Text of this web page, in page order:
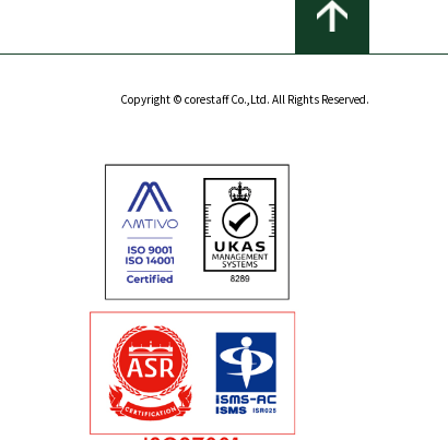
Copyright © corestaff Co.,Ltd. All Rights Reserved.